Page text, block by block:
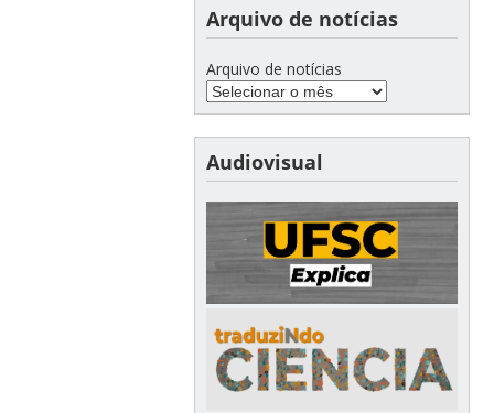
Arquivo de notícias
Arquivo de notícias
Audiovisual